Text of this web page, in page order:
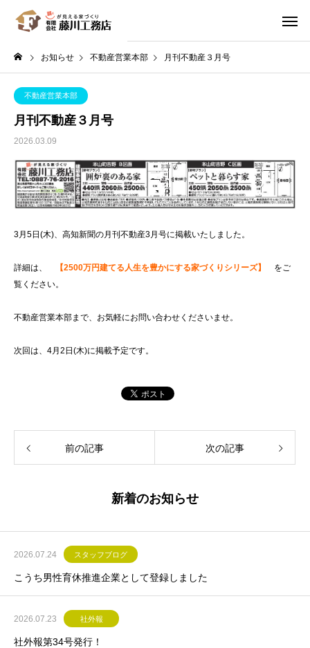
お知らせ 不動産営業本部 月刊不動産３月号
不動産営業本部
月刊不動産３月号
2026.03.09
3月5日(木)、高知新聞の月刊不動産3月号に掲載いたしました。
詳細は、 【2500万円建てる人生を豊かにする家づくりシリーズ】
をご
覧ください。
不動産営業本部まで、お気軽にお問い合わせくださいませ。
次回は、4月2日(木)に掲載予定です。
前の記事 次の記事
新着のお知らせ
2026.07.24 スタッフブログ
こうち男性育休推進企業として登録しました
2026.07.23 社外報
社外報第34号発行！